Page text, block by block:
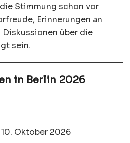
Stimmung schon vor
Erinnerungen an
Diskussionen über die
sein.
in Berlin 2026
Oktober 2026